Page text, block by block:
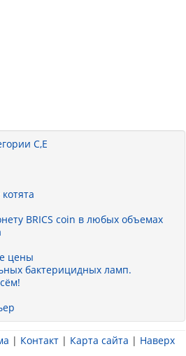
С,Е
BRICS coin в любых объемах
цены
бактерицидных ламп.
| Контакт | Карта сайта | Наверх